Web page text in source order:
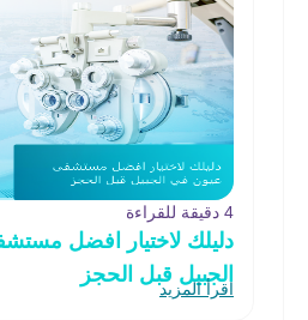
4 دقيقة للقراءة
دليلك لاختيار افضل
الجبيل قبل الحجز
اقرأ المزيد